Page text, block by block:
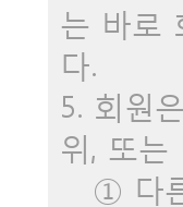
는 바로
다.
5. 회원
위, 또
① 다